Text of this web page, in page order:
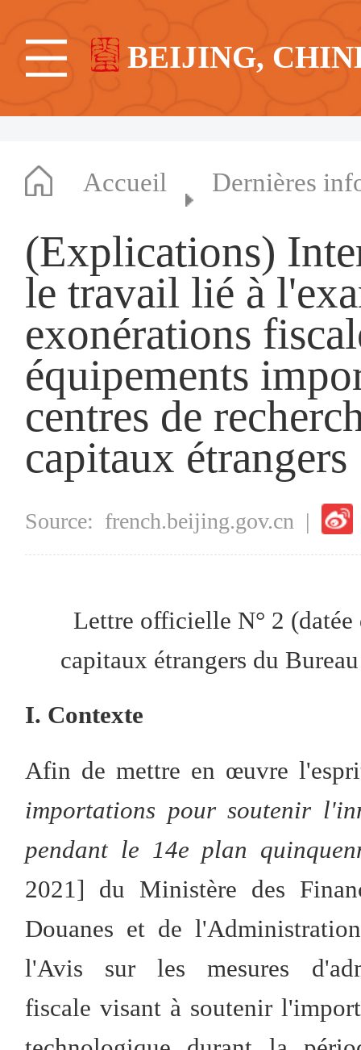
BEIJING,
Accueil Dernières
(Explications)
le travail lié à
exonérations
équipements
centres de
capitaux étrangers
Source: french.beijing.gov.cn |
Lettre officielle N° 2
capitaux étrangers du
I. Contexte
Afin de mettre en œuvre
importations pour soutenir
pendant le 14e plan
2021] du Ministère des
Douanes et de
l'Avis sur les mesures
fiscale visant à soutenir